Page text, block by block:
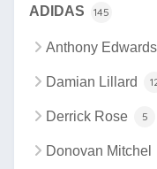
ADIDAS 145
Anthony Edwards
Damian Lillard
Derrick Rose 5
Donovan Mitchel